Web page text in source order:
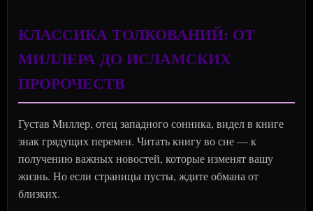
КЛАССИКА ТОЛКОВАНИЙ: ОТ
МИЛЛЕРА ДО ИСЛАМСКИХ
ПРОРОЧЕСТВ
Густав Миллер, отец западного сонника, видел в книге
знак грядущих перемен. Читать книгу во сне — к
получению важных новостей, которые изменят вашу
жизнь. Но если страницы пусты, ждите обмана от
близких.